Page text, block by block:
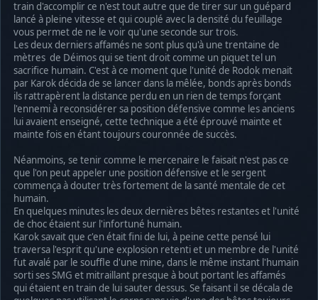
train d'accomplir ce n'est tout autre que de tirer sur un guépard
lancé à pleine vitesse et qui couplé avec la densité du feuillage
vous permet de ne le voir qu'une seconde sur trois.
Les deux derniers affamés ne sont plus qu'à une trentaine de
mètres de Déimos qui se tient droit comme un piquet tel un
sacrifice humain. C'est à ce moment que l'unité de Rodok menait
par Karok décida de se lancer dans la mêlée, bonds après bonds
ils rattrapèrent la distance perdu en un rien de temps forçant
l'ennemi à reconsidérer sa position défensive comme les anciens
lui avaient enseigné, cette technique a été éprouvé mainte et
mainte fois en étant toujours couronnée de succès.
Néanmoins, se tenir comme le mercenaire le faisait n'est pas ce
que l'on peut appeler une position défensive et le sergent
commença à douter très fortement de la santé mentale de cet
humain.
En quelques minutes les deux dernières bêtes restantes et l'unité
de choc étaient sur l'infortuné humain.
Karok savait que c'en était fini de lui, à peine cette pensé lui
traversa l'esprit qu'une explosion retenti et un membre de l'unité
fut avalé par le souffle d'une mine, dans le même instant l'humain
sorti ses SMG et mitraillant presque à bout portant les affamés
qui étaient en train de lui sauter dessus. Se faisant il se décala de